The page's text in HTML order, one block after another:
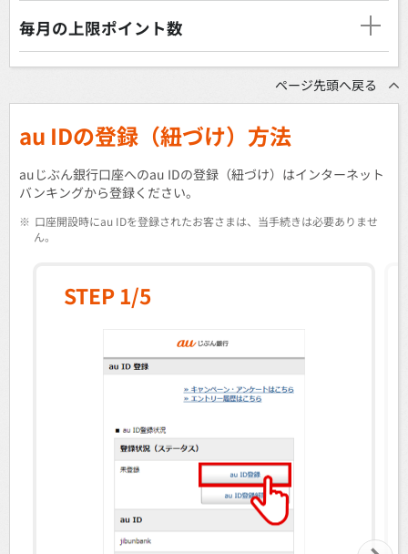
毎月の上限ポイント数
ページ先頭へ戻る
au IDの登録（紐づけ）方法
auじぶん銀行口座へのau IDの登録（紐づけ）はインターネット
バンキングから登録ください。
※ 口座開設時にau IDを登録されたお客さまは、当手続きは必要ありませ
ん。
STEP 1/5